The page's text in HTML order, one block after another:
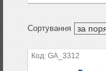
GA_3312